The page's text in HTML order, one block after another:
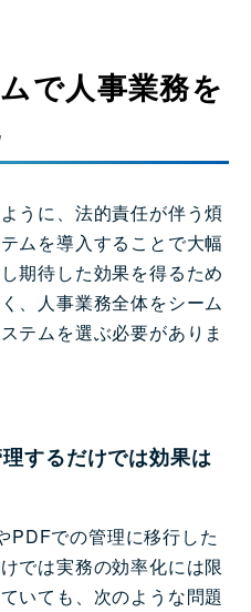
で人事業務を
うに、法的責任が伴う煩
ムを導入することで大幅
期待した効果を得るため
、人事業務全体をシーム
テムを選ぶ必要がありま
するだけでは効果は
PDFでの管理に移行した
では実務の効率化には限
いても、次のような問題